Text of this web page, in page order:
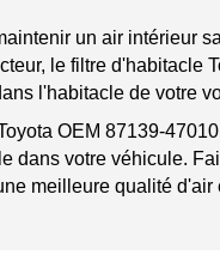
un air intérieur
le filtre d'habitacle
l'habitacle de votre
OEM 87139-
dans votre véhicule.
meilleure qualité d'air